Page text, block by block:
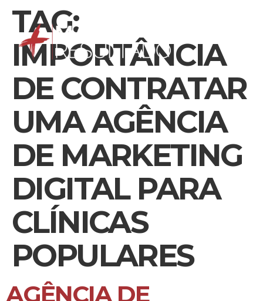
TAG:
IMPORTÂNCIA
DE CONTRATAR
UMA AGÊNCIA
DE MARKETING
DIGITAL PARA
CLÍNICAS
POPULARES
AGÊNCIA DE